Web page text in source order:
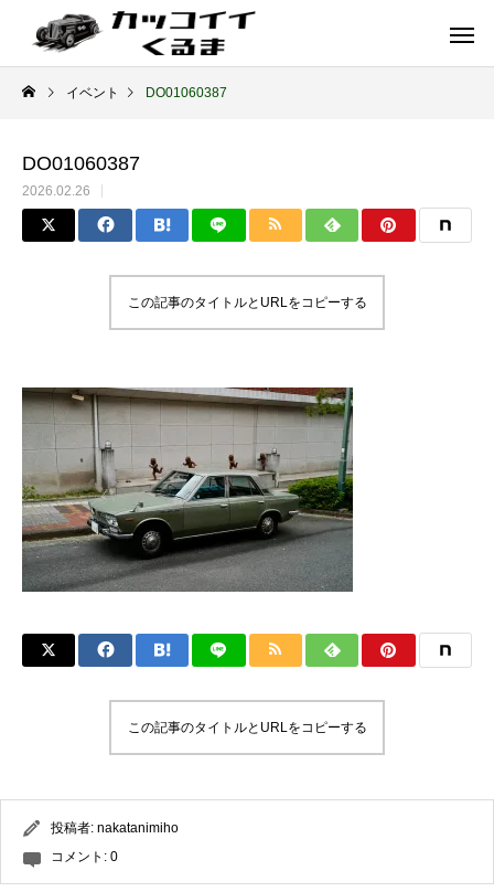
イギリス車
ENGLAND
ドイツ車
GERMANY
イベント DO01060387
DO01060387
2026.02.26
この記事のタイトルとURLをコピーする
この記事のタイトルとURLをコピーする
投稿者: nakatanimiho
コメント: 0